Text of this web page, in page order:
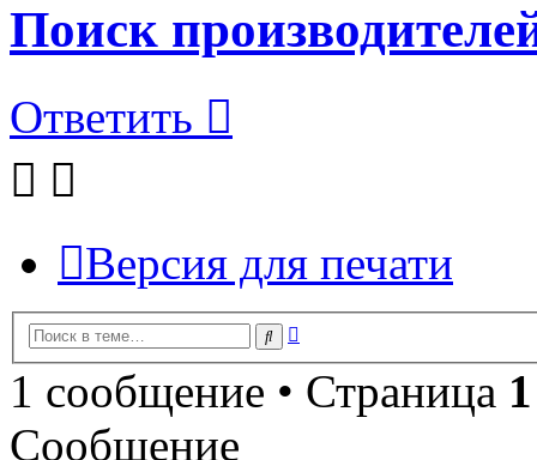
Поиск
Ответить
Версия для печати
Поиск
1 сообщение • Страница 1
Сообщение